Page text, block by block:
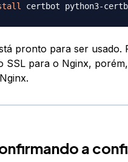
pronto para ser usado.
SSL para o Nginx,
a